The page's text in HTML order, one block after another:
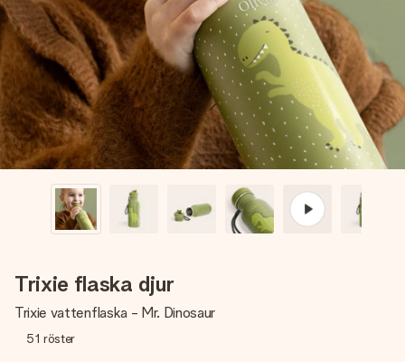
Skapa något unikt med bara några få steg – med hennes
namn, ditt foto eller ett meddelande som verkligen berör
hennes hjärta. Inget krångel, bara med all kärlek för stunden.
Trixie flaska djur
Trixie vattenflaska - Mr. Dinosaur
51 röster